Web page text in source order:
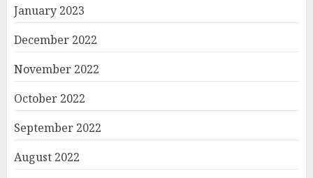
January 2023
December 2022
November 2022
October 2022
September 2022
August 2022